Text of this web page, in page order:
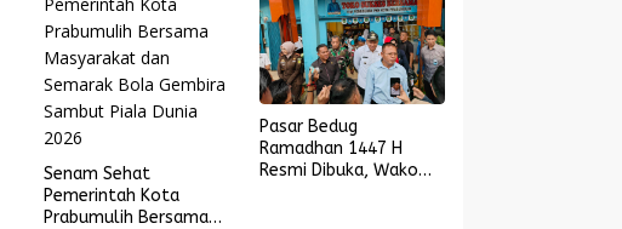
Senam Sehat
Pemerintah Kota
Prabumulih Bersama
Pasar Bedug
Ramadhan 1447 H
Resmi Dibuka, Wako